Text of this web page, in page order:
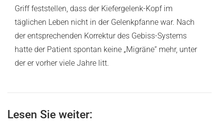
Griff feststellen, dass der Kiefergelenk-Kopf im
täglichen Leben nicht in der Gelenkpfanne war. Nach
der entsprechenden Korrektur des Gebiss-Systems
hatte der Patient spontan keine „Migräne“ mehr, unter
der er vorher viele Jahre litt.
Lesen Sie weiter: